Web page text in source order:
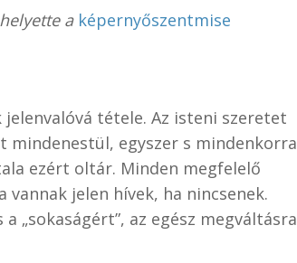
a képernyőszentmise
tétele. Az isteni szeretet
mindenestül, egyszer s mindenkorra
ezért oltár. Minden megfelelő
jelen hívek, ha nincsenek.
„sokaságért”, az egész megváltásra